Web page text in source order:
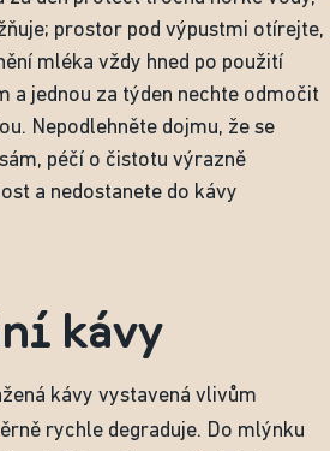
prostor pod výpustmi otírejte,
mléka vždy hned po použití
a jednou za týden nechte odmočit
Nepodlehněte dojmu, že se
péčí o čistotu výrazně
a nedostanete do kávy
kávy
kávy vystavená vlivům
rychle degraduje. Do mlýnku